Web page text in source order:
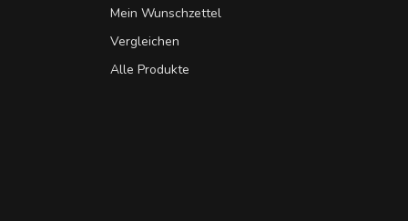
Mein Wunschzettel
Vergleichen
Alle Produkte